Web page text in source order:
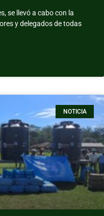
se llevó a cabo con la
y delegados de todas
NOTICIA